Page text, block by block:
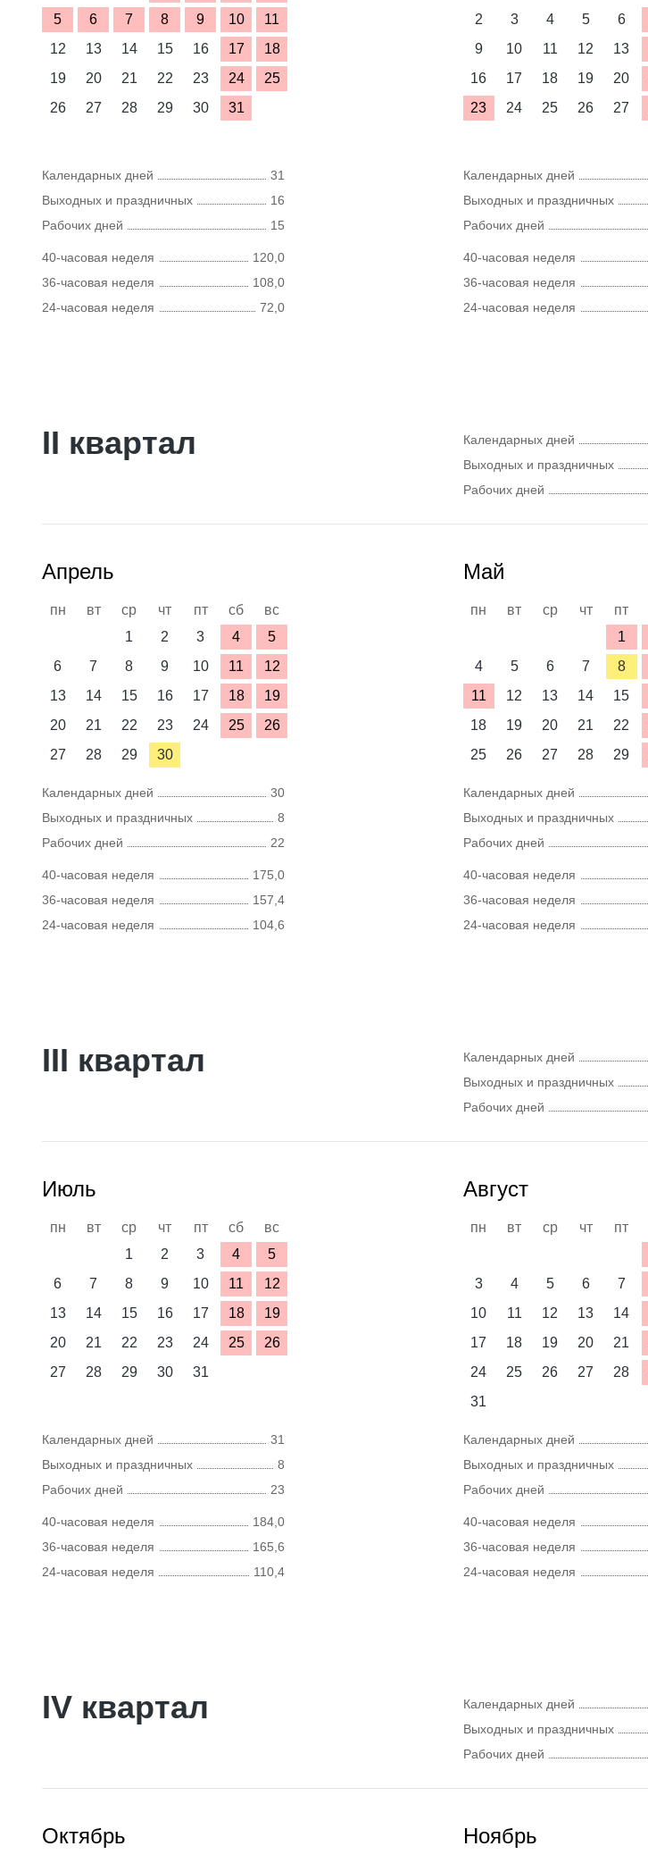
5
6 7 8 9 10
11
12
13 14 15 16 17
18
19
20 21 22 23 24
25
26
27 28 29 30 31
Календарных дней
31
Выходных и праздничных
16
Рабочих дней
15
40-часовая неделя
120,0
36-часовая неделя
108,0
24-часовая неделя
72,0
2
3 4 5 6
9
10 11 12 13
16
17 18 19 20
23
24 25 26 27
Календарных дней
Выходных и праздничных
Рабочих дней
40-часовая неделя
36-часовая неделя
24-часовая неделя
II квартал Календарных дней
Выходных и праздничных
Рабочих дней
Апрель
пн вт ср чт пт сб
вс
1
2 3 4
5
6
7 8 9 10 11
12
13
14 15 16 17 18
19
20
21 22 23 24 25
26
27
28 29 30
Календарных дней
30
Выходных и праздничных
8
Рабочих дней
22
40-часовая неделя
175,0
36-часовая неделя
157,4
24-часовая неделя
104,6
Май
пн вт ср чт пт
1
4
5 6 7 8
11
12 13 14 15
18
19 20 21 22
25
26 27 28 29
Календарных дней
Выходных и праздничных
Рабочих дней
40-часовая неделя
36-часовая неделя
24-часовая неделя
III квартал Календарных дней
Выходных и праздничных
Рабочих дней
Июль
пн вт ср чт пт сб
вс
1
2 3 4
5
6
7 8 9 10 11
12
13
14 15 16 17 18
19
20
21 22 23 24 25
26
27
28 29 30 31
Календарных дней
31
Выходных и праздничных
8
Рабочих дней
23
40-часовая неделя
184,0
36-часовая неделя
165,6
24-часовая неделя
110,4
Август
пн вт ср чт пт
3
4 5 6 7
10
11 12 13 14
17
18 19 20 21
24
25 26 27 28
31
Календарных дней
Выходных и праздничных
Рабочих дней
40-часовая неделя
36-часовая неделя
24-часовая неделя
IV квартал Календарных дней
Выходных и праздничных
Рабочих дней
Октябрь Ноябрь